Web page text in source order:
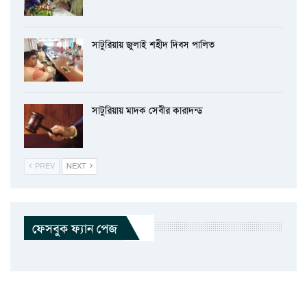
সাটুরিয়ায় জুলাই শহীদ দিবস পালিত
সাটুরিয়ায় মাদক সেবীর কারাদন্ড
PREV NEXT
ফেসবুক ফ্যান পেজ